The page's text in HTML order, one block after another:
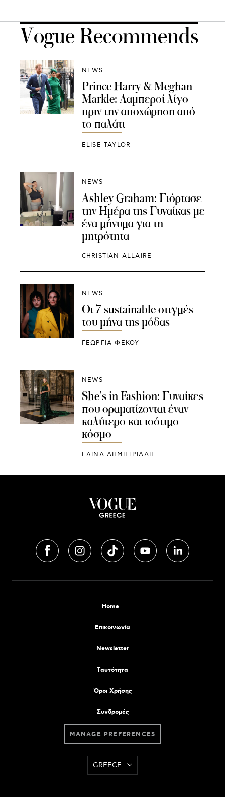
Vogue Recommends
NEWS
Prince Harry & Meghan
Markle: Λαμπεροί λίγο
πριν την αποχώρηση από
το παλάτι
ELISE TAYLOR
NEWS
Ashley Graham: Γιόρτασε
την Ημέρα της Γυναίκας με
ένα μήνυμα για τη
μητρότητα
CHRISTIAN ALLAIRE
NEWS
Οι 7 sustainable στιγμές
του μήνα της μόδας
ΓΕΩΡΓΙΑ ΦΕΚΟΥ
NEWS
She’s in Fashion: Γυναίκες
που οραματίζονται έναν
καλύτερο και ισότιμο
κόσμο
ΕΛΙΝΑ ΔΗΜΗΤΡΙΑΔΗ
Home
Επικοινωνία
Newsletter
Tαυτότητα
Όροι Χρήσης
Συνδρομές
MANAGE PREFERENCES
GREECE